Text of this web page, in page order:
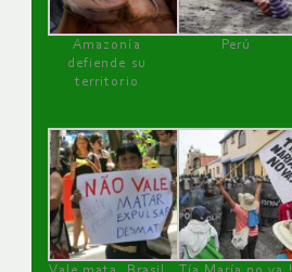
Amazonía
defiende su
territorio
Perú